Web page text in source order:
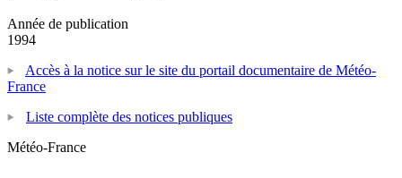
Année de publication
1994
Accès à la notice sur le site du portail documentaire de Météo-
France
Liste complète des notices publiques
Météo-France